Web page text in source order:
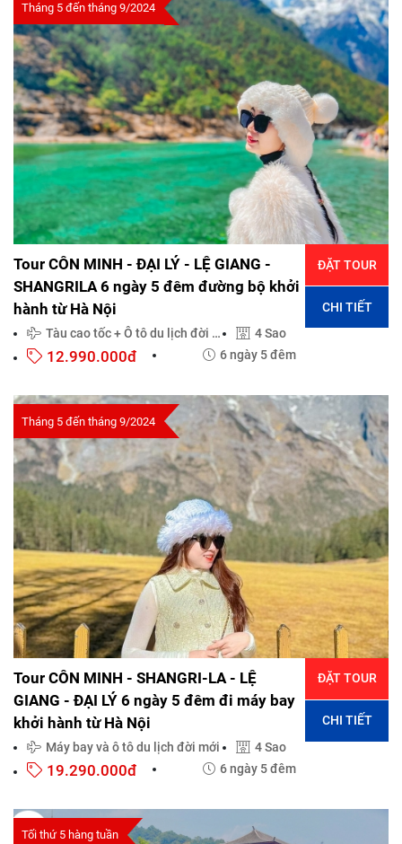
Tháng 5 đến tháng 9/2024
Tour CÔN MINH - ĐẠI LÝ - LỆ GIANG -
SHANGRILA 6 ngày 5 đêm đường bộ khởi
hành từ Hà Nội
Tàu cao tốc + Ô tô du lịch đời mới 4 Sao
12.990.000đ 6 ngày 5 đêm
ĐẶT TOUR
CHI TIẾT
Tháng 5 đến tháng 9/2024
Tour CÔN MINH - SHANGRI-LA - LỆ
GIANG - ĐẠI LÝ 6 ngày 5 đêm đi máy bay
khởi hành từ Hà Nội
Máy bay và ô tô du lịch đời mới 4 Sao
19.290.000đ 6 ngày 5 đêm
ĐẶT TOUR
CHI TIẾT
Tối thứ 5 hàng tuần